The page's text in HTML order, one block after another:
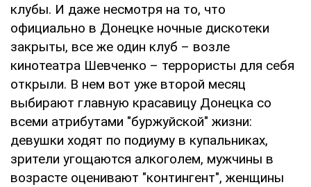
клубы. И даже несмотря на то, что
официально в Донецке ночные дискотеки
закрыты, все же один клуб – возле
кинотеатра Шевченко – террористы для себя
открыли. В нем вот уже второй месяц
выбирают главную красавицу Донецка со
всеми атрибутами "буржуйской" жизни:
девушки ходят по подиуму в купальниках,
зрители угощаются алкоголем, мужчины в
возрасте оценивают "контингент", женщины